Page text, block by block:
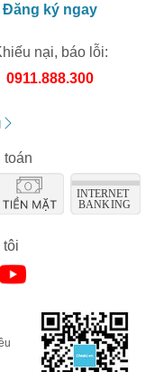
Đăng ký ngay
nại, báo lỗi:
0911.888.300
toán
tôi